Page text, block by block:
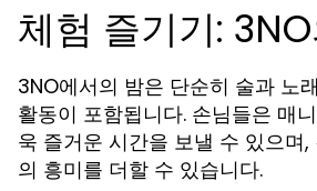
체험 즐기기:
3NO에서의 밤은 단순히 술과 노
활동이 포함됩니다. 손님들은 매
욱 즐거운 시간을 보낼 수 있으며
의 흥미를 더할 수 있습니다.